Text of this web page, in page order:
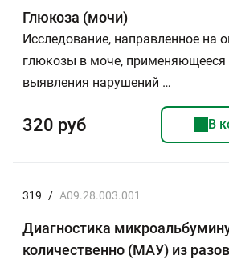
Глюкоза (мочи)
Исследование, направленное на
глюкозы в моче, применяющееся
выявления нарушений …
320 руб В
319 / A09.28.003.001
Диагностика
количественно (МАУ) из